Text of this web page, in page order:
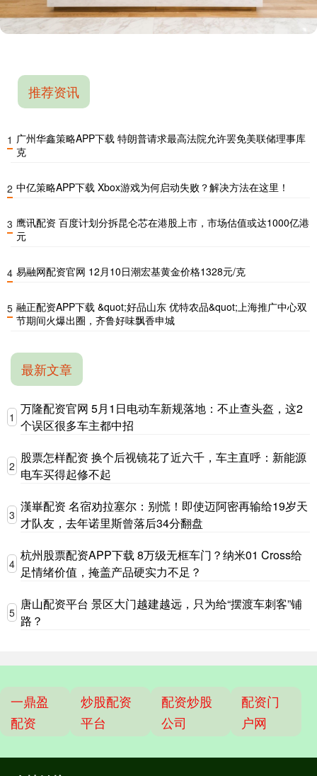
推荐资讯
1 广州华鑫策略APP下载 特朗普请求最高法院允许罢免美联储理事库
克
2 中亿策略APP下载 Xbox游戏为何启动失败？解决方法在这里！
3 鹰讯配资 百度计划分拆昆仑芯在港股上市，市场估值或达1000亿港
元
4 易融网配资官网 12月10日潮宏基黄金价格1328元/克
5 融正配资APP下载 &quot;好品山东 优特农品&quot;上海推广中心双
节期间火爆出圈，齐鲁好味飘香申城
最新文章
1
万隆配资官网 5月1日电动车新规落地：不止查头盔，这2
个误区很多车主都中招
2
股票怎样配资 换个后视镜花了近六千，车主直呼：新能源
电车买得起修不起
3
漢崋配资 名宿劝拉塞尔：别慌！即使迈阿密再输给19岁天
才队友，去年诺里斯曾落后34分翻盘
4
杭州股票配资APP下载 8万级无框车门？纳米01 Cross给
足情绪价值，掩盖产品硬实力不足？
5
唐山配资平台 景区大门越建越远，只为给“摆渡车刺客”铺
路？
一鼎盈
配资
炒股配资
平台
配资炒股
公司
配资门
户网